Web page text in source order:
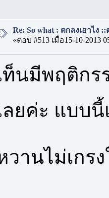
Re: So what : ตกลงเอาไง ::
«ตอบ #513 เมื่อ15-10-2013
ท็นมีพฤติกร
ลยค่ะ แบบ
วานไม่เก